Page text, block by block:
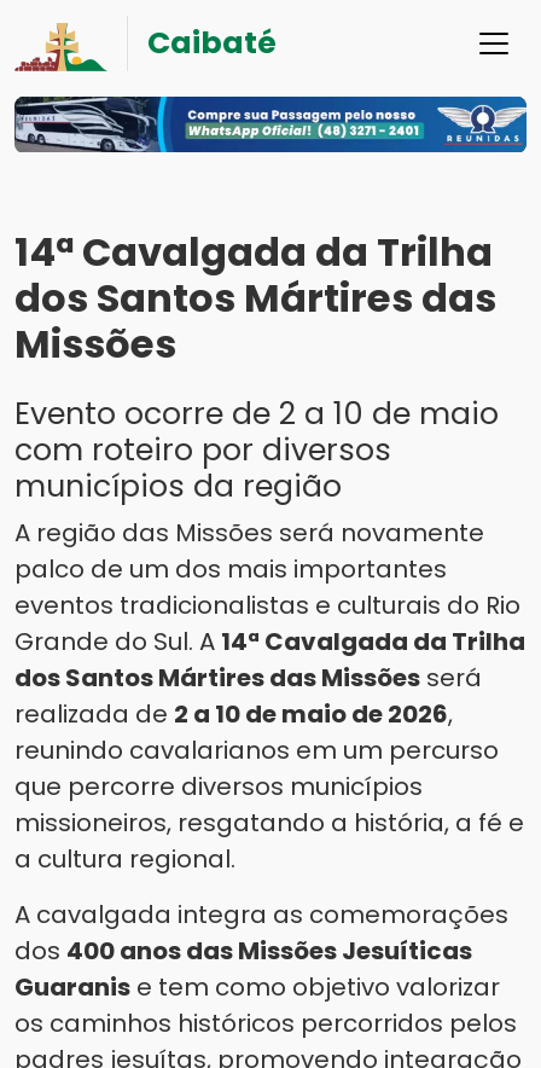
Caibaté
14ª Cavalgada da Trilha
dos Santos Mártires das
Missões
Evento ocorre de 2 a 10 de maio
com roteiro por diversos
municípios da região
A região das Missões será novamente
palco de um dos mais importantes
eventos tradicionalistas e culturais do Rio
Grande do Sul. A 14ª Cavalgada da Trilha
dos Santos Mártires das Missões será
realizada de 2 a 10 de maio de 2026,
reunindo cavalarianos em um percurso
que percorre diversos municípios
missioneiros, resgatando a história, a fé e
a cultura regional.
A cavalgada integra as comemorações
dos 400 anos das Missões Jesuíticas
Guaranis e tem como objetivo valorizar
os caminhos históricos percorridos pelos
padres jesuítas, promovendo integração